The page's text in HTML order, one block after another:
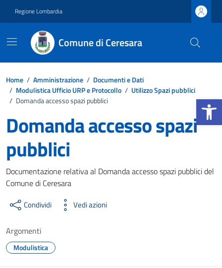
Apri la
Regione Lombardia
Comune di Ceresara
Home / Amministrazione / Documenti e Dati
/ Modulistica Ufficio URP e Protocollo / Utilizzo Spazi pubblici
/ Domanda accesso spazi pubblici
Domanda accesso spazi
pubblici
Dettagli del documento
Documentazione relativa al Domanda accesso spazi pubblici del
Comune di Ceresara
Condividi Vedi azioni
Argomenti
Modulistica